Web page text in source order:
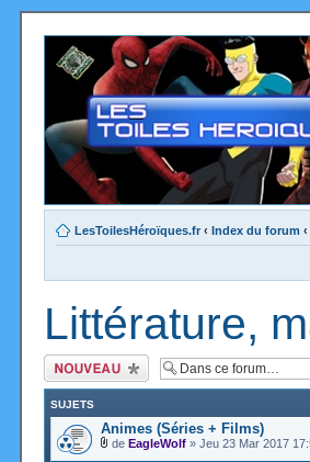
LesToilesHéroïques.fr ‹ Index du forum ‹
Littérature,
Ecrire un nouveau
sujet
SUJETS
Animes (Séries + Films)
de EagleWolf » Jeu 23 Mar 2017